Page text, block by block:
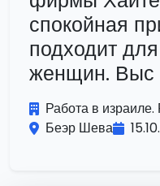
спокойная
подходит
женщин. Выс
Работа в
Беэр Шева